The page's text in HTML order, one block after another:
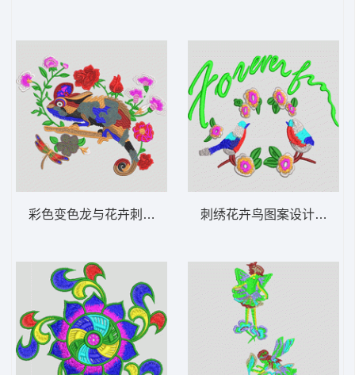
彩色变色龙与花卉刺绣图案 亮片变色龙蜥蜴刺绣花卉鸟图案设计 鸟语